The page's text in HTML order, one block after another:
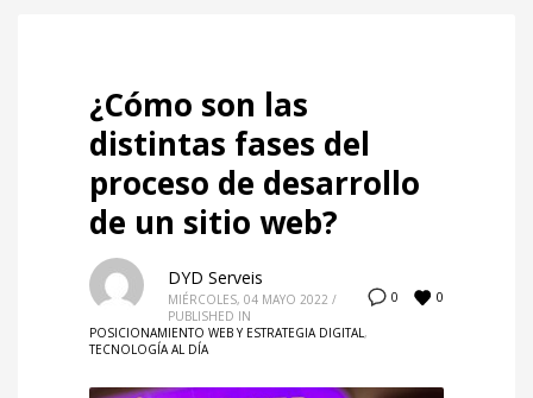
¿Cómo son las
distintas fases del
proceso de desarrollo
de un sitio web?
0 0
DYD Serveis
MIÉRCOLES, 04 MAYO 2022 /
PUBLISHED IN
POSICIONAMIENTO WEB Y ESTRATEGIA DIGITAL,
TECNOLOGÍA AL DÍA